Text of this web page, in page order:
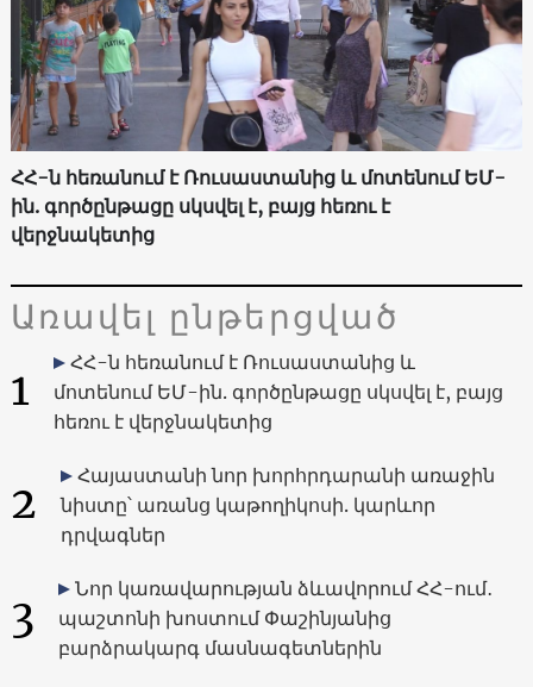
ՀՀ-ն հեռանում է Ռուսաստանից և մոտենում ԵՄ-
ին. գործընթացը սկսվել է, բայց հեռու է
վերջնակետից
Առավել ընթերցված
1
ՀՀ-ն հեռանում է Ռուսաստանից և
մոտենում ԵՄ-ին. գործընթացը սկսվել է, բայց
հեռու է վերջնակետից
2
Հայաստանի նոր խորհրդարանի առաջին
նիստը՝ առանց կաթողիկոսի. կարևոր
դրվագներ
3
Նոր կառավարության ձևավորում ՀՀ-ում․
պաշտոնի խոստում Փաշինյանից
բարձրակարգ մասնագետներին